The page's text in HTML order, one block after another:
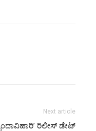
Next article
ರಿಲೀಸ್ ಡೇಟ್